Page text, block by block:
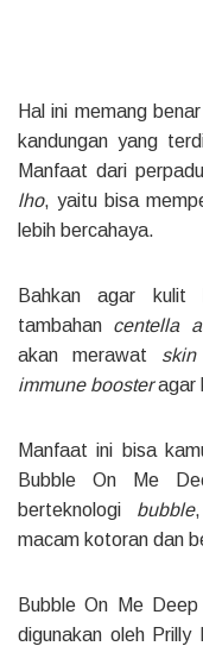
Hal ini memang
kandungan yang
Manfaat dari
lho, yaitu bisa
lebih bercahaya.
Bahkan agar
tambahan centella
akan merawat skin
immune boosteragar
Manfaat ini bisa
Bubble On Me
berteknologi bubble
macam kotoran dan
Bubble On Me
digunakan oleh Prilly